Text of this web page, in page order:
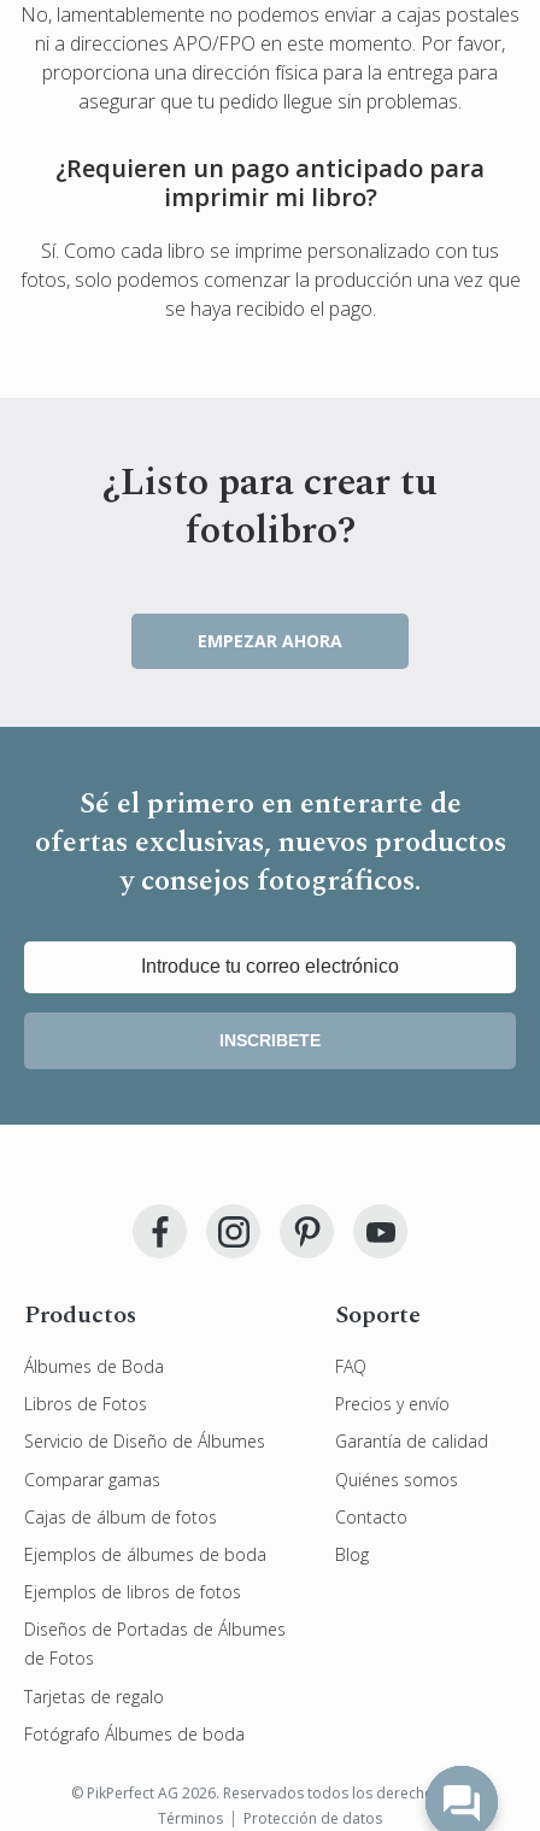
No, lamentablemente no podemos enviar a cajas postales
ni a direcciones APO/FPO en este momento. Por favor,
proporciona una dirección física para la entrega para
asegurar que tu pedido llegue sin problemas.
¿Requieren un pago anticipado para
imprimir mi libro?
Sí. Como cada libro se imprime personalizado con tus
fotos, solo podemos comenzar la producción una vez que
se haya recibido el pago.
¿Listo para crear tu
fotolibro?
EMPEZAR AHORA
Sé el primero en enterarte de
ofertas exclusivas, nuevos productos
y consejos fotográficos.
INSCRIBETE
Productos
Álbumes de Boda
Libros de Fotos
Servicio de Diseño de Álbumes
Comparar gamas
Cajas de álbum de fotos
Ejemplos de álbumes de boda
Ejemplos de libros de fotos
Diseños de Portadas de Álbumes
de Fotos
Tarjetas de regalo
Fotógrafo Álbumes de boda
Soporte
FAQ
Precios y envío
Garantía de calidad
Quiénes somos
Contacto
Blog
© PikPerfect AG 2026. Reservados todos los derechos.
Términos
Protección de datos